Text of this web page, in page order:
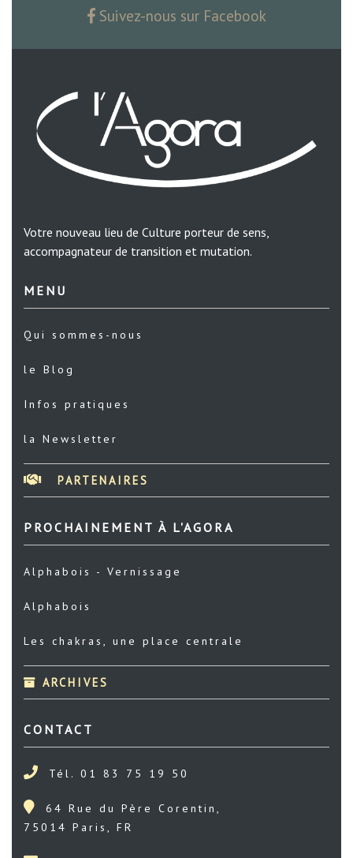
Suivez-nous sur Facebook
Votre nouveau lieu de Culture porteur de sens,
accompagnateur de transition et mutation.
MENU
Qui sommes-nous
le Blog
Infos pratiques
la Newsletter
PARTENAIRES
PROCHAINEMENT À L'AGORA
Alphabois - Vernissage
Alphabois
Les chakras, une place centrale
ARCHIVES
CONTACT
Tél. 01 83 75 19 50
64 Rue du Père Corentin,
75014 Paris, FR